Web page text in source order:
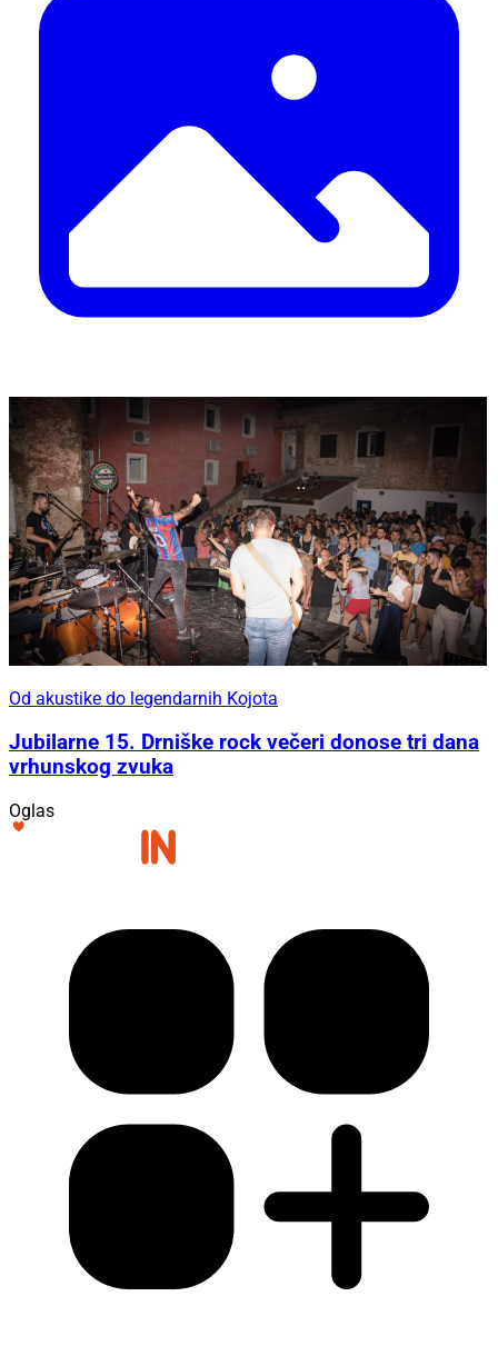
Od akustike do legendarnih Kojota
Jubilarne 15. Drniške rock večeri donose tri dana
vrhunskog zvuka
Oglas